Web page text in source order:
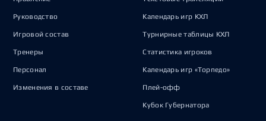
Руководство
Игровой состав
Тренеры
Персонал
Изменения в составе
Календарь игр КХЛ
Турнирные таблицы КХЛ
Статистика игроков
Календарь игр «Торпедо»
Плей-офф
Кубок Губернатора